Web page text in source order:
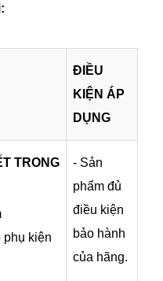
ĐIỀU
KIỆN ÁP
DỤNG
TRONG
kiện
- Sản
phẩm đủ
điều kiện
bảo hành
của hãng.